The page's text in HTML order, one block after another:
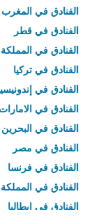
الفنادق في المغرب
الفنادق في قطر
الفنادق في
الفنادق في تركيا
الفنادق في
الفنادق في
الفنادق في البحرين
الفنادق في مصر
الفنادق في فرنسا
الفنادق في
الفنادق في إيطاليا